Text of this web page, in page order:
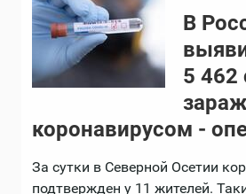
В
5 462
коронавирусом -
За сутки в Северной Осетии
подтвержден у 11 жителей.